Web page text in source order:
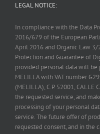
LEGAL NOTICE:
In compliance with the Data
2016/679 of the European
April 2016 and Organic Law
Protection and Guarantee of
provided personal data will be
MELILLA with VAT number
(MELILLA), C.P. 52001, CALLE
the requested service, and
processing of your personal
service. The future offer of
requested consent, and in the